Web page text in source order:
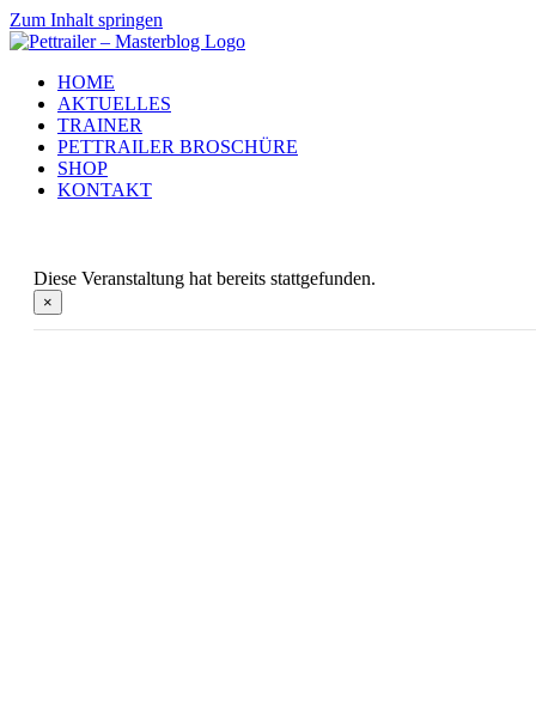
Zum Inhalt springen
HOME
AKTUELLES
TRAINER
PETTRAILER BROSCHÜRE
SHOP
KONTAKT
Diese Veranstaltung hat bereits stattgefunden.
×